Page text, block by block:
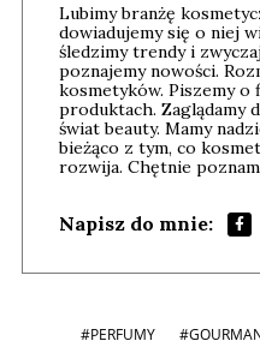
Lubimy branżę
dowiadujemy się o niej
śledzimy trendy i
poznajemy nowości.
kosmetyków. Piszemy o
produktach. Zaglądamy
świat beauty. Mamy
bieżąco z tym, co
rozwija. Chętnie
Napisz do mnie:
#PERFUMY